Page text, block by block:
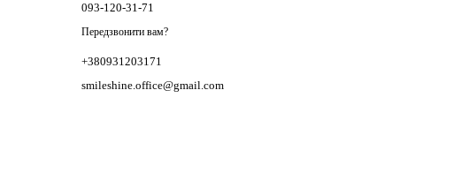
093-120-31-71
Передзвонити вам?
+380931203171
smileshine.office@gmail.com